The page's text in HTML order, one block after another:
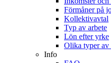
Förmåner på
Kollektivavtal
Typ av arbete
Lön efter yrke
Olika typer av
Info